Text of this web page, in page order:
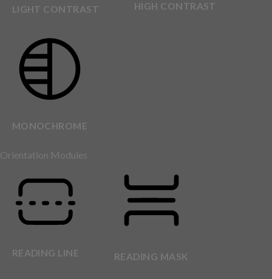
LIGHT CONTRAST HIGH CONTRAST
MONOCHROME
Orientation Modules
READING LINE READING MASK